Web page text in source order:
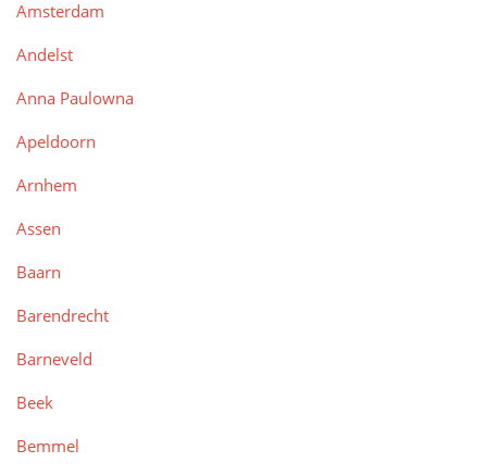
Amsterdam
Andelst
Anna Paulowna
Apeldoorn
Arnhem
Assen
Baarn
Barendrecht
Barneveld
Beek
Bemmel